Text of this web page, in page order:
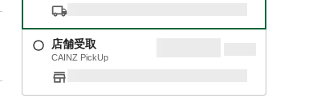
店舗受取
CAINZ PickUp